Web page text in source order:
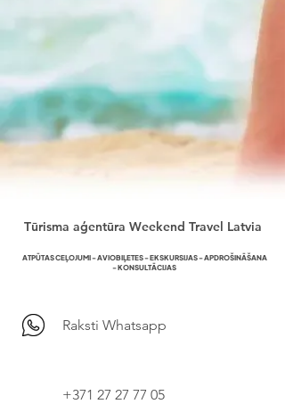
Tūrisma aģentūra Weekend Travel Latvia
ATPŪTAS CEĻOJUMI - AVIOBIĻETES - EKSKURSIJAS - APDROŠINĀŠANA
- KONSULTĀCIJAS
Raksti Whatsapp
+371 27 27 77 05